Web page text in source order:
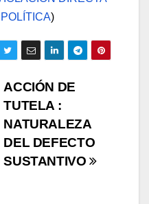
)
ACCIÓN DE
TUTELA :
NATURALEZA
DEL DEFECTO
SUSTANTIVO